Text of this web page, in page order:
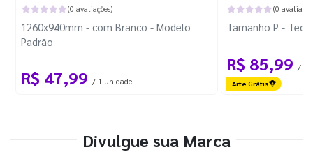
(0 avaliações)
1260x940mm - com Branco - Modelo
Padrão
R$ 47,99 / 1 unidade
(0
Tamanho P -
R$ 85,99 / 1
Arte Grátis
Divulgue sua Marca